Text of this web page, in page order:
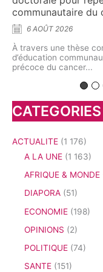
communautaire du
6 AOÛT 2026
À travers une thèse
d’éducation
précoce du cancer...
CATEGORIES
ACTUALITE (1 176)
A LA UNE (1 163)
AFRIQUE & MONDE
DIAPORA (51)
ECONOMIE (198)
OPINIONS (2)
POLITIQUE (74)
SANTE (151)